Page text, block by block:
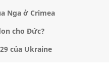
Nga ở Crimea
cho Đức?
của Ukraine